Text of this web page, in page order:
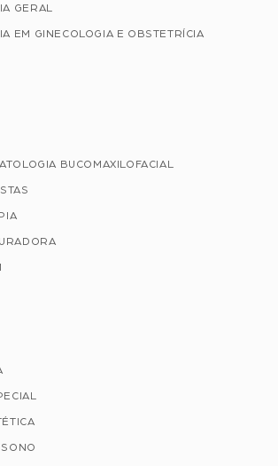
GERAL
EM GINECOLOGIA E OBSTETRÍCIA
BUCOMAXILOFACIAL